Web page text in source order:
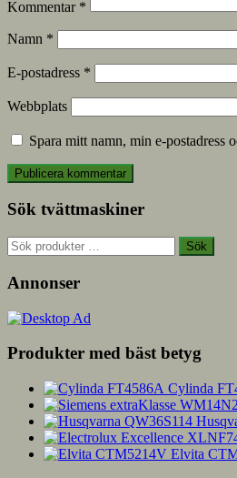
Kommentar *
Namn *
E-postadress *
Webbplats
Spara mitt namn, min e-postadress
Sök tvättmaskiner
Sök
efter:
Sök
Annonser
Produkter med bäst betyg
Cylinda
Elvita